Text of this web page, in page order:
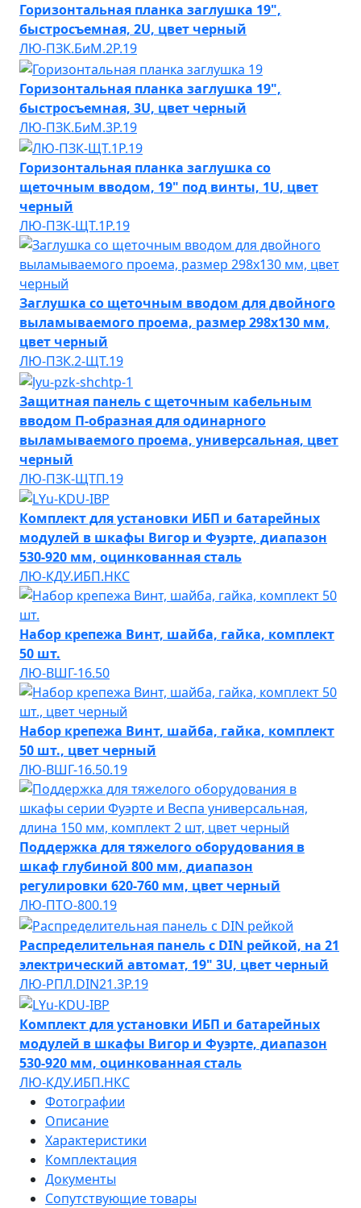
Горизонтальная планка заглушка 19",
быстросъемная, 2U, цвет черный
ЛЮ-ПЗК.БиМ.2Р.19
Горизонтальная планка заглушка 19",
быстросъемная, 3U, цвет черный
ЛЮ-ПЗК.БиМ.3Р.19
Горизонтальная планка заглушка со
щеточным вводом, 19" под винты, 1U, цвет
черный
ЛЮ-ПЗК-ЩТ.1Р.19
Заглушка со щеточным вводом для двойного
выламываемого проема, размер 298х130 мм,
цвет черный
ЛЮ-ПЗК.2-ЩТ.19
Защитная панель с щеточным кабельным
вводом П-образная для одинарного
выламываемого проема, универсальная, цвет
черный
ЛЮ-ПЗК-ЩТП.19
Комплект для установки ИБП и батарейных
модулей в шкафы Вигор и Фуэрте, диапазон
530-920 мм, оцинкованная сталь
ЛЮ-КДУ.ИБП.НКС
Набор крепежа Винт, шайба, гайка, комплект
50 шт.
ЛЮ-ВШГ-16.50
Набор крепежа Винт, шайба, гайка, комплект
50 шт., цвет черный
ЛЮ-ВШГ-16.50.19
Поддержка для тяжелого оборудования в
шкаф глубиной 800 мм, диапазон
регулировки 620-760 мм, цвет черный
ЛЮ-ПТО-800.19
Распределительная панель с DIN рейкой, на 21
электрический автомат, 19" 3U, цвет черный
ЛЮ-РПЛ.DIN21.3Р.19
Комплект для установки ИБП и батарейных
модулей в шкафы Вигор и Фуэрте, диапазон
530-920 мм, оцинкованная сталь
ЛЮ-КДУ.ИБП.НКС
Фотографии
Описание
Характеристики
Комплектация
Документы
Сопутствующие товары